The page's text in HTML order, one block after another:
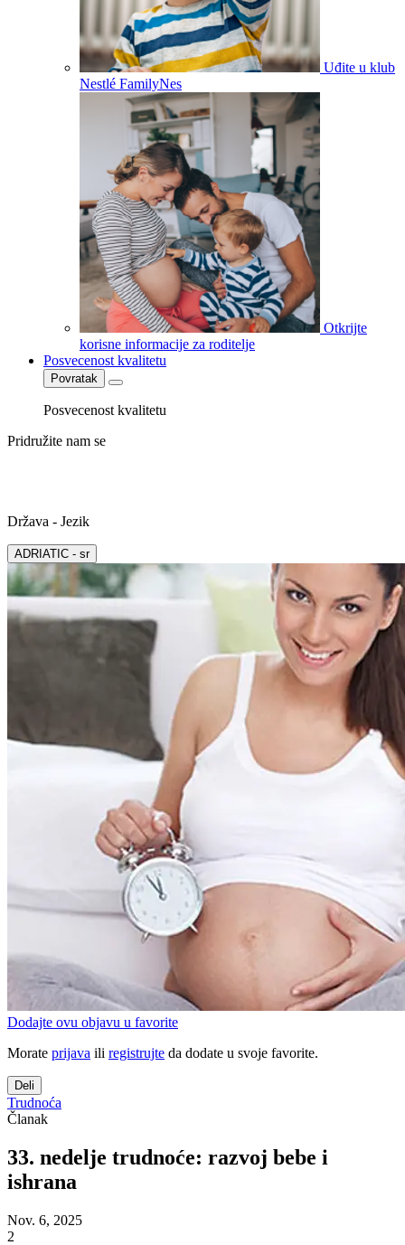
Uđite u klub
Nestlé FamilyNes
Otkrijte
korisne informacije za roditelje
Posvecenost kvalitetu
Povratak
Posvecenost kvalitetu
Pridružite nam se
Država - Jezik
ADRIATIC - sr
Dodajte ovu objavu u favorite
Morate prijava ili registrujte da dodate u svoje favorite.
Deli
Trudnoća
Članak
33. nedelje trudnoće: razvoj bebe i
ishrana
Nov. 6, 2025
2